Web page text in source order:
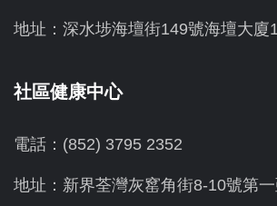
地址：深水埗海壇街149號海壇大廈
社區健康中心
電話：(852) 3795 2352
地址：新界荃灣灰窰角街8-10號第